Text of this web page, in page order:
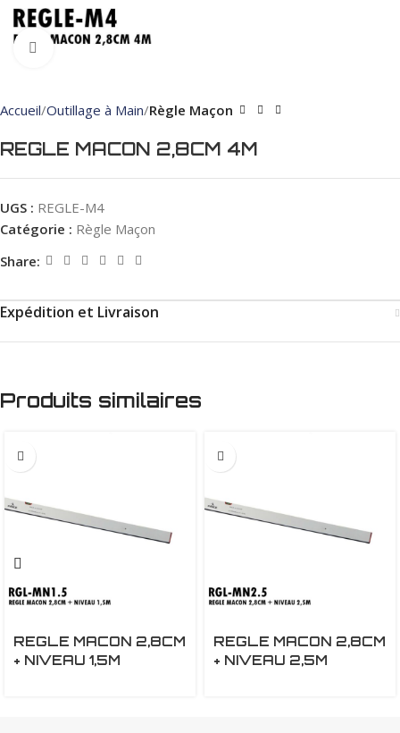
Click to enlarge
Accueil Outillage à Main Règle Maçon
REGLE MACON 2,8CM 4M
UGS : REGLE-M4
Catégorie : Règle Maçon
Share:
Expédition et Livraison
Produits similaires
REGLE MACON 2,8CM
+ NIVEAU 1,5M
REGLE MACON 2,8CM
+ NIVEAU 2,5M